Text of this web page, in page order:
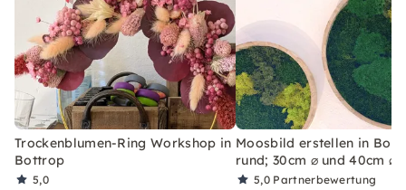
Trockenblumen-Ring Workshop in
Bottrop
5,0
Moosbild erstellen in
rund; 30cm ⌀ und 40cm ⌀
5,0 Partnerbewertung